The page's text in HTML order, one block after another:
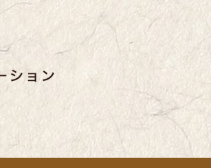
る蕎麦の
る「株
のブロ
）」と運営の「株式会社
会なども承っておりま